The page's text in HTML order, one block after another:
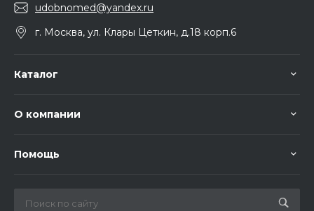
udobnomed@yandex.ru
г. Москва, ул. Клары Цеткин, д.18 корп.6
Каталог
О компании
Помощь